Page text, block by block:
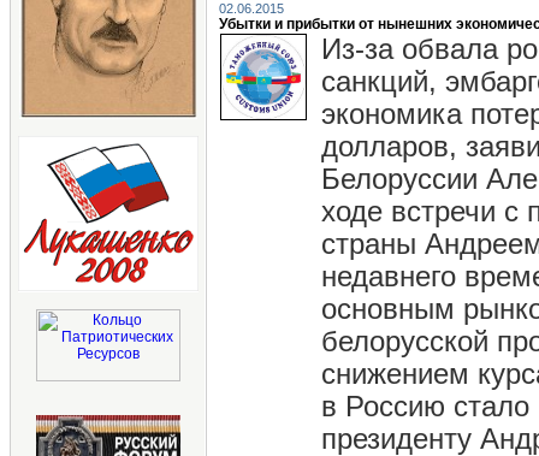
02.06.2015
Убытки и прибытки от нынешних
Из-за обвала
санкций,
экономика
долларов,
Белоруссии
ходе встречи с
страны
недавнего
основным
белорусской
снижением
в Россию
президенту